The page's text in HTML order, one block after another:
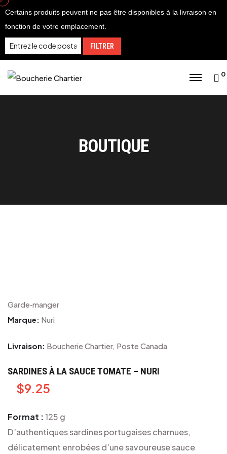
Skip
to
content
Certains produits peuvent ne pas être disponibles à la livraison en
fonction de votre emplacement.
FILTRER
0
BOUTIQUE
Garde‑manger
Marque: Nuri
Livraison: Boucherie Chartier, Poste Canada
SARDINES À LA SAUCE TOMATE – NURI
$9.25
Format :125 g
D’authentiques sardines portugaises charnues,
délicatement enrobées d’une savoureuse sauce